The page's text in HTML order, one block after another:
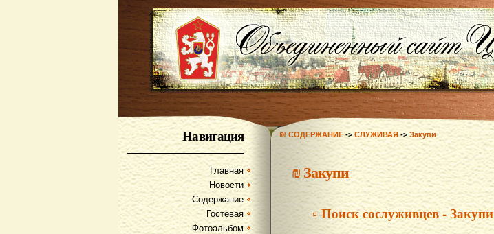
Навигация
Главная
Новости
Содержание
Гостевая
Фотоальбом
₪ СОДЕРЖАНИЕ -> СЛУЖИВАЯ -> Закупи
₪Закупи
▫ Поиск сослуживцев - Закупи